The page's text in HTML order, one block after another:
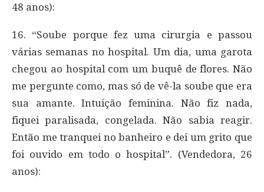
48 anos):
16. “Soube porque fez uma cirurgia e passou
várias semanas no hospital. Um dia, uma garota
chegou ao hospital com um buquê de flores. Não
me pergunte como, mas só de vê-la soube que era
sua amante. Intuição feminina. Não fiz nada,
fiquei paralisada, congelada. Não sabia reagir.
Então me tranquei no banheiro e dei um grito que
foi ouvido em todo o hospital”. (Vendedora, 26
anos):